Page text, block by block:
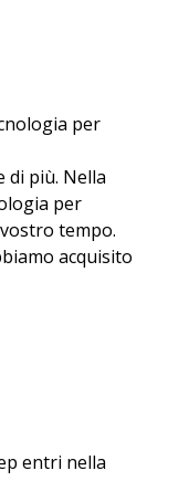
per
di più. Nella
per
tempo.
acquisito
entri nella